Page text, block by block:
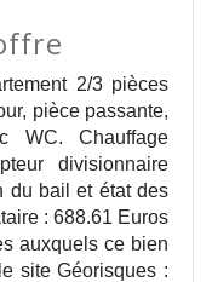
2/3 pièces
pièce passante,
WC. Chauffage
divisionnaire
du bail et état des
: 688.61 Euros
auxquels ce bien
site Géorisques :